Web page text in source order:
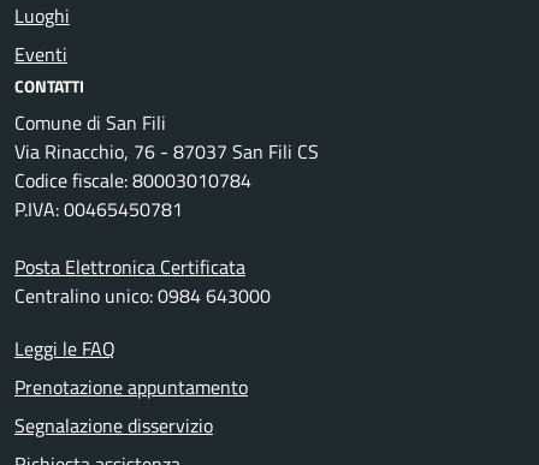
Luoghi
Eventi
CONTATTI
Comune di San Fili
Via Rinacchio, 76 - 87037 San Fili CS
Codice fiscale: 80003010784
P.IVA: 00465450781
Posta Elettronica Certificata
Centralino unico: 0984 643000
Leggi le FAQ
Prenotazione appuntamento
Segnalazione disservizio